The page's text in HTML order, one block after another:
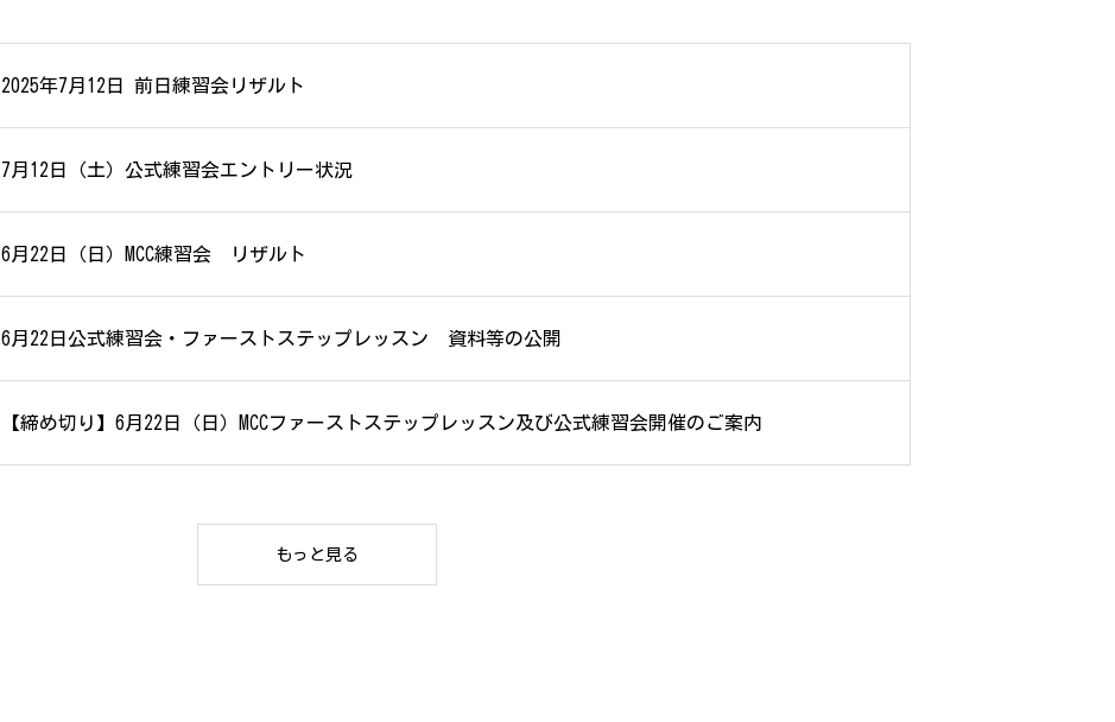
2025年7月12日 前日練習会リザルト
7月12日（土）公式練習会エントリー状況
6月22日（日）MCC練習会 リザルト
6月22日公式練習会・ファーストステップレッスン 資料等の公開
【締め切り】6月22日（日）MCCファーストステップレッスン及び公式練習会開催のご案内
もっと見る